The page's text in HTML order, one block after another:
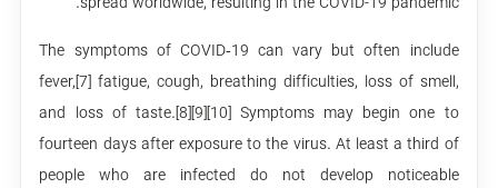
The symptoms of COVID‑19 can vary but often include
fever,[7] fatigue, cough, breathing difficulties, loss of smell,
and loss of taste.[8][9][10] Symptoms may begin one to
fourteen days after exposure to the virus. At least a third of
people who are infected do not develop noticeable